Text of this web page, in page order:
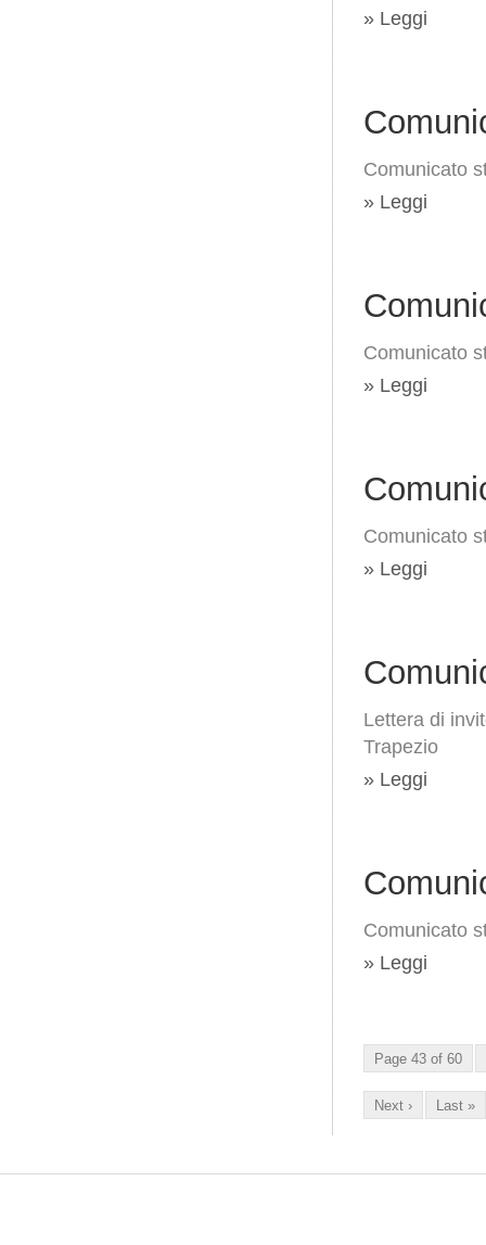
» Leggi
Comunicato
» Leggi
Comunicato
» Leggi
Comunicato
» Leggi
Lettera di
Trapezio
» Leggi
Comunicato
» Leggi
Page 43 of 60
Next › Last »